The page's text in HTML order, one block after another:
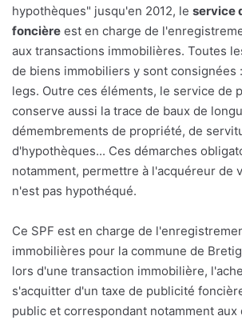
hypothèques" jusqu'en 2012, le service
foncière est en charge de
aux transactions immobilières. Toutes
de biens immobiliers y sont consignées
legs. Outre ces éléments, le service de
conserve aussi la trace de baux de
démembrements de propriété, de
d'hypothèques... Ces démarches
notamment, permettre à l'acquéreur de
n'est pas hypothéqué.
Ce SPF est en charge de
immobilières pour la commune de
lors d'une transaction immobilière,
s'acquitter d'un taxe de publicité
public et correspondant notamment aux